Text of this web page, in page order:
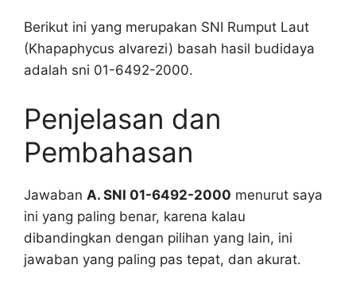
Berikut ini yang merupakan SNI Rumput Laut
(Khapaphycus alvarezi) basah hasil budidaya
adalah sni 01-6492-2000.
Penjelasan dan
Pembahasan
Jawaban A. SNI 01-6492-2000 menurut saya
ini yang paling benar, karena kalau
dibandingkan dengan pilihan yang lain, ini
jawaban yang paling pas tepat, dan akurat.